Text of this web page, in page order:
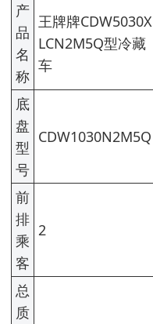
产
品
名
称
王牌牌CDW5030X
LCN2M5Q型冷藏
车
底
盘
型
号
CDW1030N2M5Q
前
排
乘
客
2
总
质